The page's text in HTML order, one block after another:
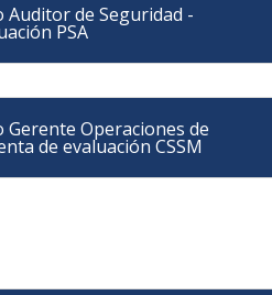
Auditor de Seguridad -
PSA
Gerente Operaciones de
de evaluación CSSM